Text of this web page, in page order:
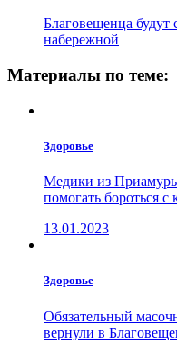
Благовещенца будут
набережной
Материалы по теме:
Здоровье
Медики из
помогать бороться с
13.01.2023
Здоровье
Обязательный
вернули в